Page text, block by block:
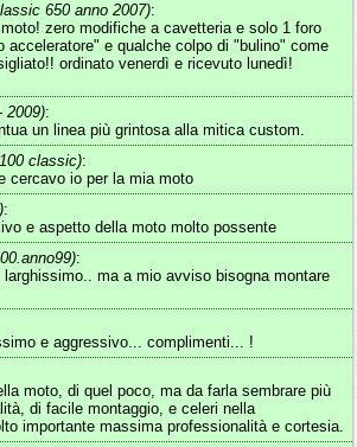
650 anno 2007):
zero modifiche a cavetteria e solo 1 foro
acceleratore" e qualche colpo di "bulino" come
ordinato venerdì e ricevuto lunedì!
2009):
un linea più grintosa alla mitica custom.
classic):
cercavo io per la mia moto
:
e aspetto della moto molto possente
:
ma a mio avviso bisogna montare
e aggressivo... complimenti... !
moto, di quel poco, ma da farla sembrare più
di facile montaggio, e celeri nella
importante massima professionalità e cortesia.